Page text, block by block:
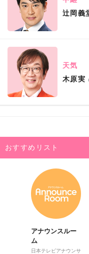
辻岡義
天気
木原実
おすすめリスト
アナウンスルー
ム
日本テレビアナウンサ